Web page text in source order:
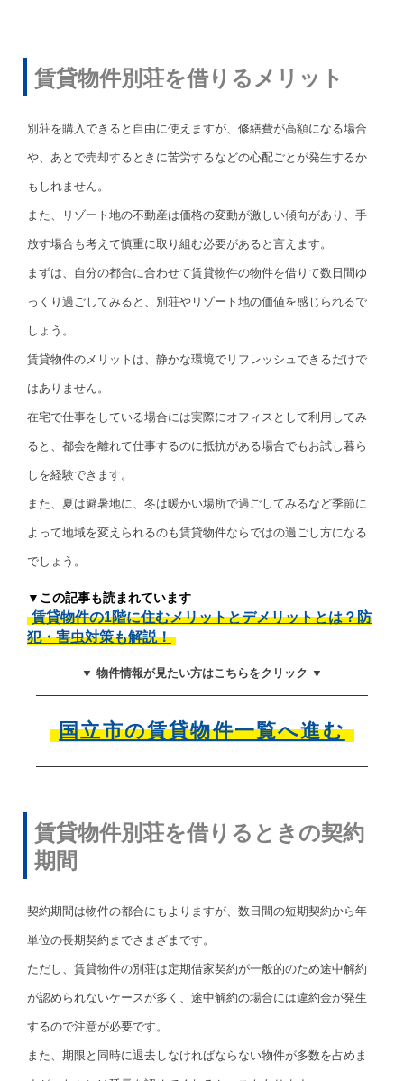
賃貸物件別荘を借りるメリット
別荘を購入できると自由に使えますが、修繕費が高額になる場合
や、あとで売却するときに苦労するなどの心配ごとが発生するか
もしれません。
また、リゾート地の不動産は価格の変動が激しい傾向があり、手
放す場合も考えて慎重に取り組む必要があると言えます。
まずは、自分の都合に合わせて賃貸物件の物件を借りて数日間ゆ
っくり過ごしてみると、別荘やリゾート地の価値を感じられるで
しょう。
賃貸物件のメリットは、静かな環境でリフレッシュできるだけで
はありません。
在宅で仕事をしている場合には実際にオフィスとして利用してみ
ると、都会を離れて仕事するのに抵抗がある場合でもお試し暮ら
しを経験できます。
また、夏は避暑地に、冬は暖かい場所で過ごしてみるなど季節に
よって地域を変えられるのも賃貸物件ならではの過ごし方になる
でしょう。
▼この記事も読まれています
賃貸物件の1階に住むメリットとデメリットとは？防
犯・害虫対策も解説！
▼ 物件情報が見たい方はこちらをクリック ▼
国立市の賃貸物件一覧へ進む
賃貸物件別荘を借りるときの契約
期間
契約期間は物件の都合にもよりますが、数日間の短期契約から年
単位の長期契約までさまざまです。
ただし、賃貸物件の別荘は定期借家契約が一般的のため途中解約
が認められないケースが多く、途中解約の場合には違約金が発生
するので注意が必要です。
また、期限と同時に退去しなければならない物件が多数を占めま